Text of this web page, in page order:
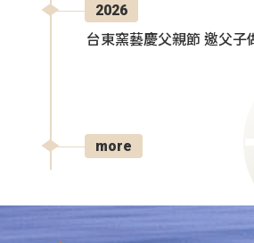
2026
台東窯藝慶父親節 邀父子
more